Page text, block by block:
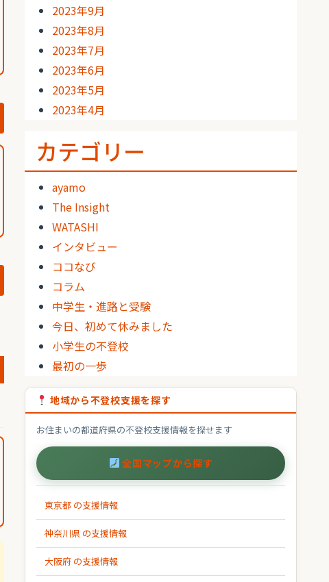
2023年9月
2023年8月
2023年7月
2023年6月
2023年5月
2023年4月
カテゴリー
ayamo
The Insight
WATASHI
インタビュー
ココなび
コラム
中学生・進路と受験
今日、初めて休みました
小学生の不登校
最初の一歩
地域から不登校支援を探す
お住まいの都道府県の不登校支援情報を探せます
全国マップから探す
東京都 の支援情報
神奈川県 の支援情報
大阪府 の支援情報